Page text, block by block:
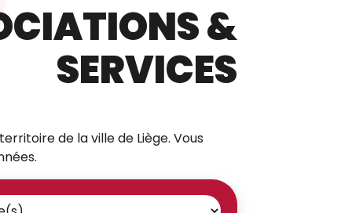
&
SERVICES
de la ville de Liège. Vous